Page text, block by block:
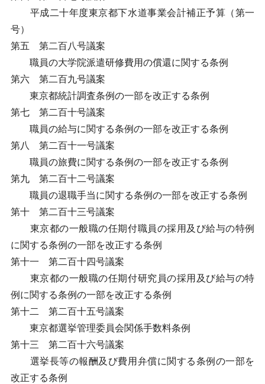
平成二十年度東京都下水道事業会計補正予算（第一
号）
第五 第二百八号議案
職員の大学院派遣研修費用の償還に関する条例
第六 第二百九号議案
東京都統計調査条例の一部を改正する条例
第七 第二百十号議案
職員の給与に関する条例の一部を改正する条例
第八 第二百十一号議案
職員の旅費に関する条例の一部を改正する条例
第九 第二百十二号議案
職員の退職手当に関する条例の一部を改正する条例
第十 第二百十三号議案
東京都の一般職の任期付職員の採用及び給与の特例
に関する条例の一部を改正する条例
第十一 第二百十四号議案
東京都の一般職の任期付研究員の採用及び給与の特
例に関する条例の一部を改正する条例
第十二 第二百十五号議案
東京都選挙管理委員会関係手数料条例
第十三 第二百十六号議案
選挙長等の報酬及び費用弁償に関する条例の一部を
改正する条例